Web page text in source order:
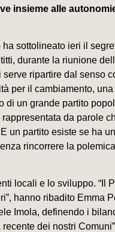
insieme alle
sottolineato ieri il
durante la riunione
ripartire dal senso
per il cambiamento,
di un grande partito
da parole
un partito esiste se ha
rincorrere la
locali e lo sviluppo. “Il
hanno ribadito Emma
Imola, definendo i
dei nostri